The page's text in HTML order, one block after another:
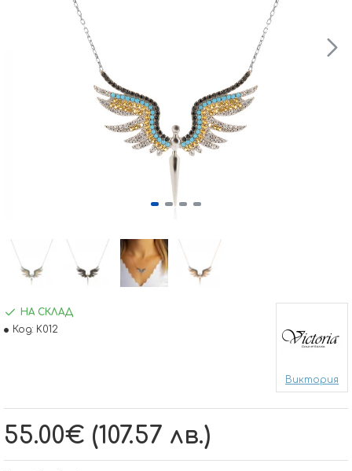
55.00€ (107.57 лв.)
НА СКЛАД
Код: K012
Виктория